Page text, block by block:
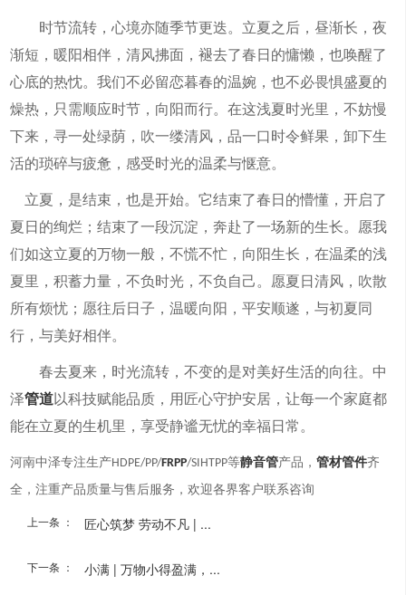
时节流转，心境亦随季节更迭。立夏之后，昼渐长，夜
渐短，暖阳相伴，清风拂面，褪去了春日的慵懒，也唤醒了
心底的热忱。我们不必留恋暮春的温婉，也不必畏惧盛夏的
燥热，只需顺应时节，向阳而行。在这浅夏时光里，不妨慢
下来，寻一处绿荫，吹一缕清风，品一口时令鲜果，卸下生
活的琐碎与疲惫，感受时光的温柔与惬意。
立夏，是结束，也是开始。它结束了春日的懵懂，开启了
夏日的绚烂；结束了一段沉淀，奔赴了一场新的生长。愿我
们如这立夏的万物一般，不慌不忙，向阳生长，在温柔的浅
夏里，积蓄力量，不负时光，不负自己。愿夏日清风，吹散
所有烦忧；愿往后日子，温暖向阳，平安顺遂，与初夏同
行，与美好相伴。
春去夏来，时光流转，不变的是对美好生活的向往。中
泽管道以科技赋能品质，用匠心守护安居，让每一个家庭都
能在立夏的生机里，享受静谧无忧的幸福日常。
河南中泽专注生产HDPE/PP/FRPP/SIHTPP等静音管产品，管材管件齐
全，注重产品质量与售后服务，欢迎各界客户联系咨询
上一条 ： 匠心筑梦 劳动不凡 | ...
下一条 ： 小满 | 万物小得盈满，...